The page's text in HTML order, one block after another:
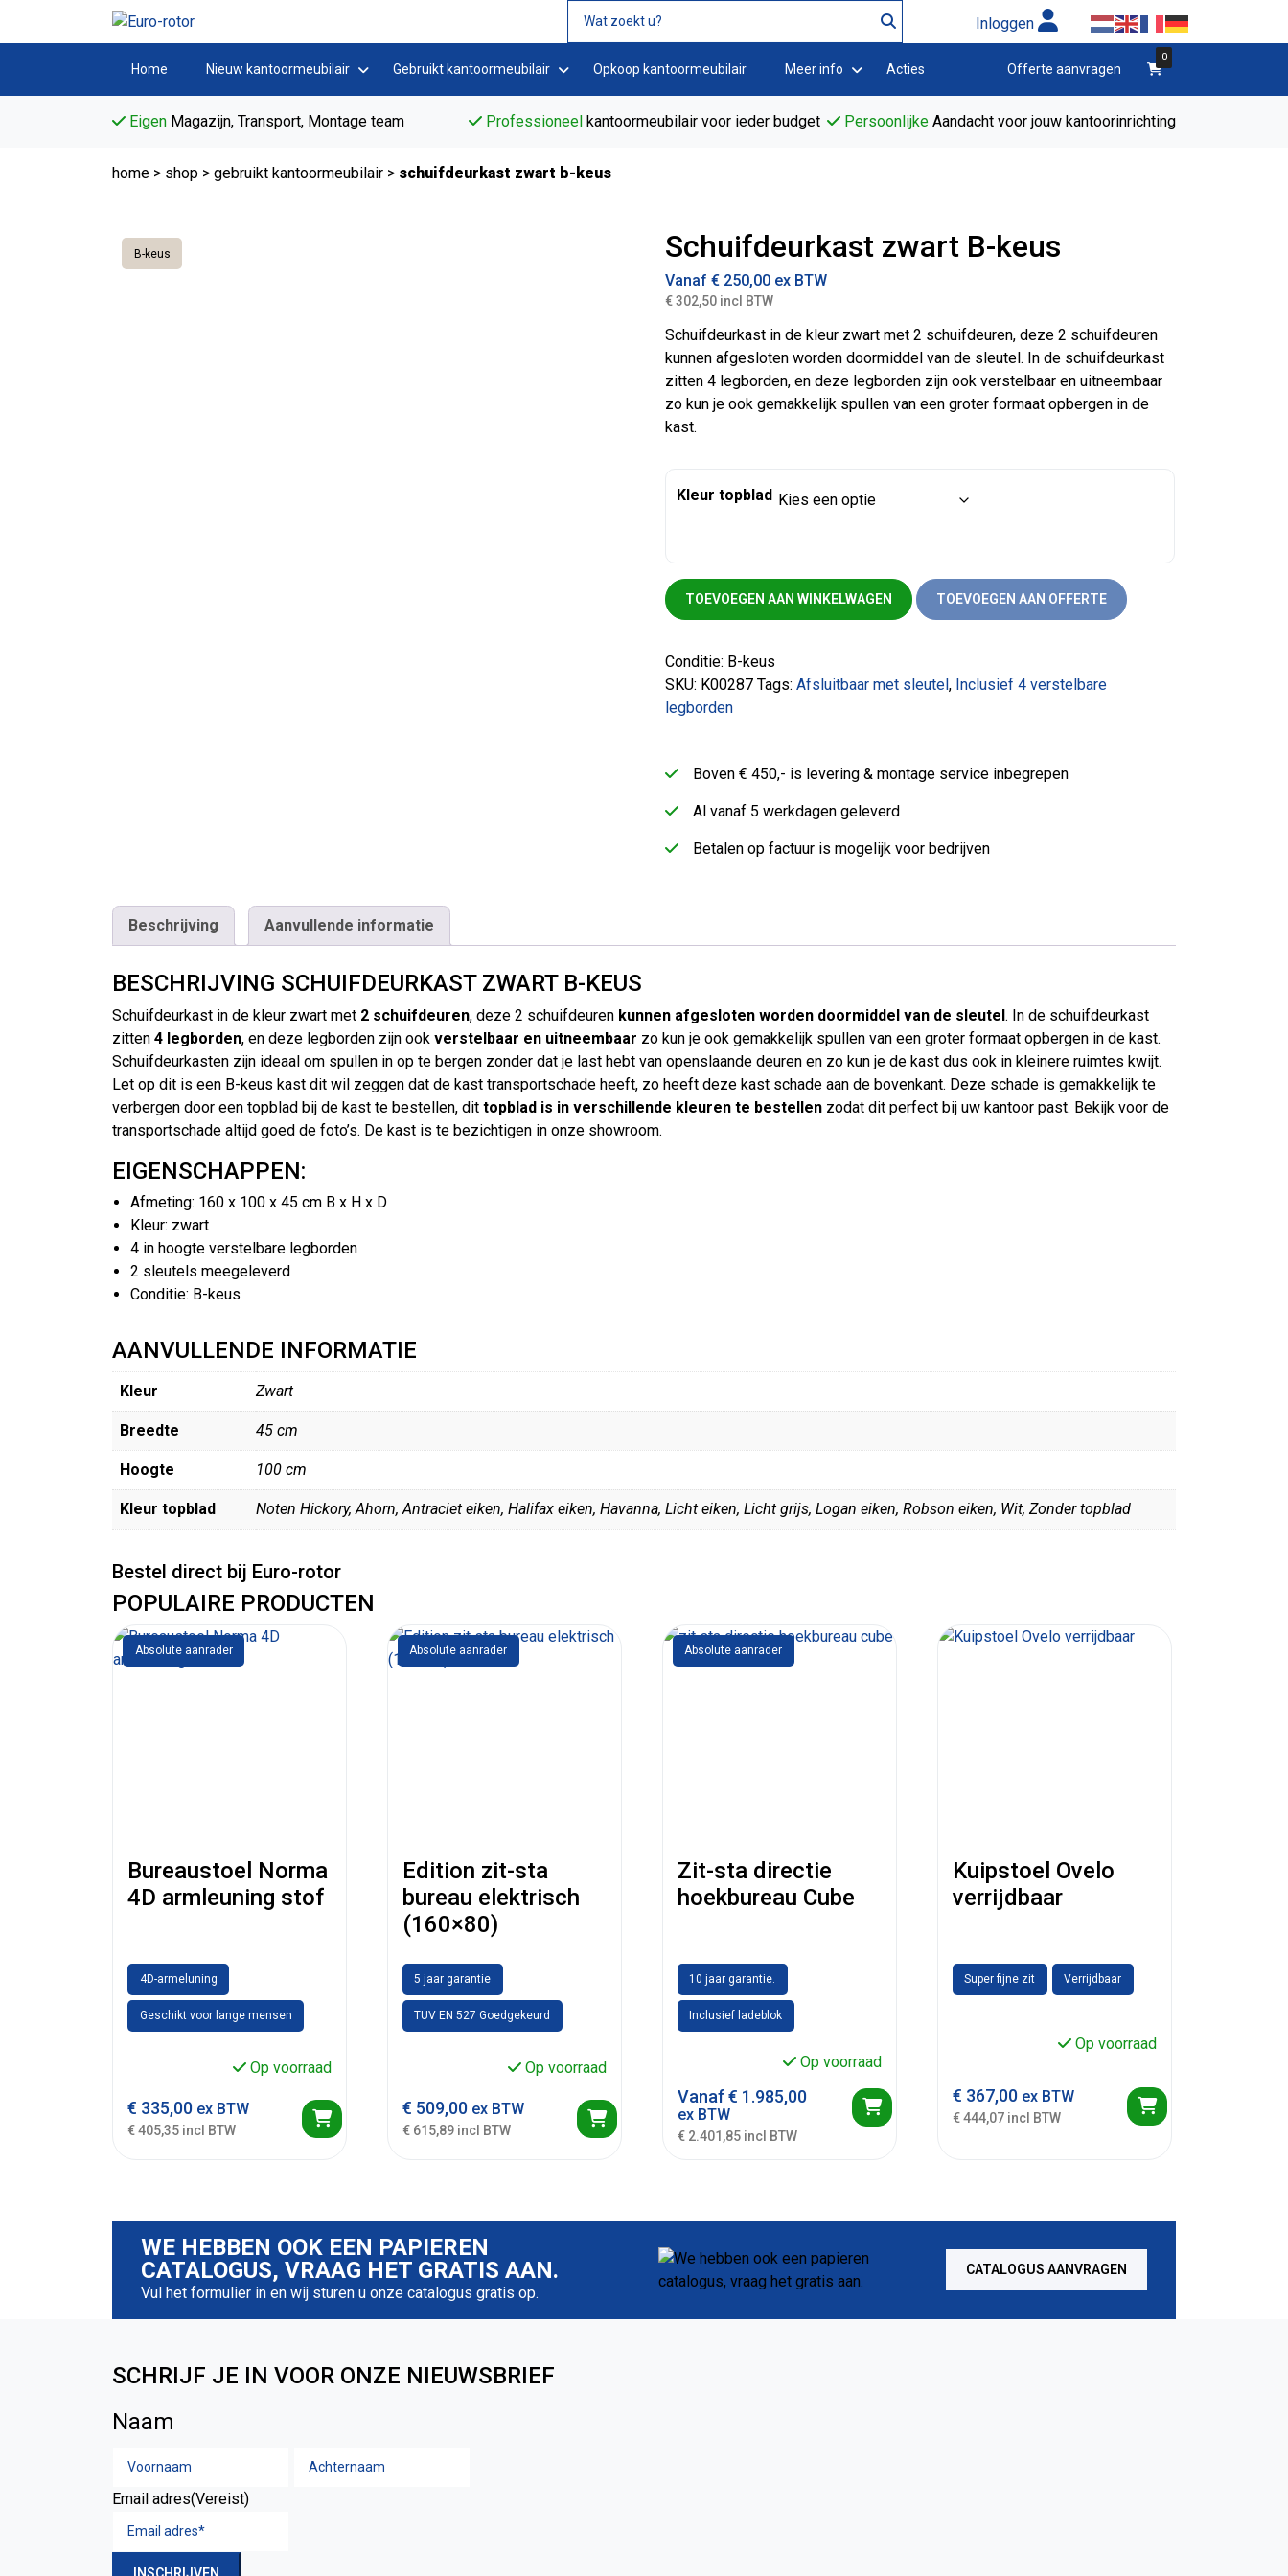
Inloggen
Home Nieuw kantoormeubilair Gebruikt kantoormeubilair Opkoop kantoormeubilair Meer info Acties winkelwagen
0
Offerte aanvragen
Eigen Magazijn, Transport, Montage team Professioneelkantoormeubilair voor ieder budget Persoonlijke Aandacht voor jouw kantoorinrichting
home > shop > gebruikt kantoormeubilair > schuifdeurkast zwart b-keus
B-keus Schuifdeurkast zwart B-keus
Vanaf€ 250,00 ex BTW
€ 302,50 incl BTW
Schuifdeurkast in de kleur zwart met 2 schuifdeuren, deze 2 schuifdeuren
kunnen afgesloten worden doormiddel van de sleutel. In de schuifdeurkast
zitten 4 legborden, en deze legborden zijn ook verstelbaar en uitneembaar
zo kun je ook gemakkelijk spullen van een groter formaat opbergen in de
kast.
Kleur topblad
Schuifdeurkast zwart B-keus aantal
TOEVOEGEN AAN WINKELWAGEN TOEVOEGEN AAN OFFERTE
Conditie: B-keus
SKU: K00287 Tags:Afsluitbaar met sleutel, Inclusief 4 verstelbare
legborden
Boven € 450,- is levering & montage service inbegrepen
Al vanaf 5 werkdagen geleverd
Betalen op factuur is mogelijk voor bedrijven
Beschrijving Aanvullende informatie
BESCHRIJVING SCHUIFDEURKAST ZWART B-KEUS
Schuifdeurkast in de kleur zwart met 2 schuifdeuren, deze 2 schuifdeuren kunnen afgesloten worden doormiddel van de sleutel. In de schuifdeurkast
zitten 4 legborden, en deze legborden zijn ook verstelbaar en uitneembaar zo kun je ook gemakkelijk spullen van een groter formaat opbergen in de kast.
Schuifdeurkasten zijn ideaal om spullen in op te bergen zonder dat je last hebt van openslaande deuren en zo kun je de kast dus ook in kleinere ruimtes kwijt.
Let op dit is een B-keus kast dit wil zeggen dat de kast transportschade heeft, zo heeft deze kast schade aan de bovenkant. Deze schade is gemakkelijk te
verbergen door een topblad bij de kast te bestellen, dit topblad is in verschillende kleuren te bestellen zodat dit perfect bij uw kantoor past. Bekijk voor de
transportschade altijd goed de foto’s. De kast is te bezichtigen in onze showroom.
EIGENSCHAPPEN:
Afmeting: 160 x 100 x 45 cm B x H x D
Kleur: zwart
4 in hoogte verstelbare legborden
2 sleutels meegeleverd
Conditie: B-keus
AANVULLENDE INFORMATIE
Kleur Zwart
Breedte 45 cm
Hoogte 100 cm
Kleur topblad Noten Hickory, Ahorn, Antraciet eiken, Halifax eiken, Havanna, Licht eiken, Licht grijs, Logan eiken, Robson eiken, Wit, Zonder topblad
Bestel direct bij Euro-rotor
POPULAIRE PRODUCTEN
Absolute aanrader
Bureaustoel Norma
4D armleuning stof
4D-armeluning
Geschikt voor lange mensen
Op voorraad
€ 335,00 ex BTW
€ 405,35 incl BTW
Absolute aanrader
Edition zit-sta
bureau elektrisch
(160×80)
5 jaar garantie
TUV EN 527 Goedgekeurd
Op voorraad
€ 509,00 ex BTW
€ 615,89 incl BTW
Absolute aanrader
Zit-sta directie
hoekbureau Cube
10 jaar garantie.
Inclusief ladeblok
Op voorraad
Vanaf€ 1.985,00
ex BTW
€ 2.401,85 incl BTW
Kuipstoel Ovelo
verrijdbaar
Super fijne zit Verrijdbaar
Op voorraad
€ 367,00 ex BTW
€ 444,07 incl BTW
WE HEBBEN OOK EEN PAPIEREN
CATALOGUS, VRAAG HET GRATIS AAN.
Vul het formulier in en wij sturen u onze catalogus gratis op.
CATALOGUS AANVRAGEN
SCHRIJF JE IN VOOR ONZE NIEUWSBRIEF
Naam
Email adres(Vereist)
INSCHRIJVEN